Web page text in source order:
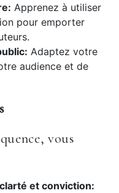
Apprenez à utiliser
pour emporter
Adaptez votre
audience et de
vous
et conviction: